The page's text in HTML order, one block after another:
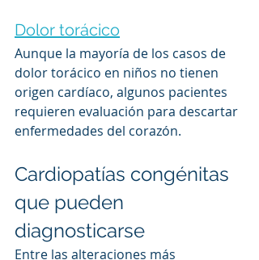
Dolor torácico
Aunque la mayoría de los casos de
dolor torácico en niños no tienen
origen cardíaco, algunos pacientes
requieren evaluación para descartar
enfermedades del corazón.
Cardiopatías congénitas
que pueden
diagnosticarse
Entre las alteraciones más